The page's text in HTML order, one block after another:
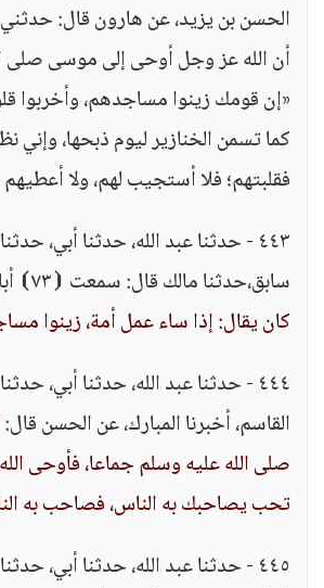
الحسن بن يزيد، عن هارون قال:
أن الله عز وجل أوحى إلى موسى صلى
«إن قومك زينوا مساجدهم، وأخربوا
كما تسمن الخنازير ليوم ذبحها، وإني
فقلبتهم؛ فلا أستجيب لهم، ولا
٤٤٣ - حدثنا عبد الله، حدثنا أبي،
سابق،حدثنا مالك قال: سمعت ⦗٧٣⦘ أبا حصين قال:
كان يقال: إذا ساء عمل أمة، زينوا
٤٤٤ - حدثنا عبد الله، حدثنا أبي،
القاسم، أخبرنا المبارك، عن الحسن قال:
صلى الله عليه وسلم جماعا، فأوحى
تحب يصاحبك به الناس، فصاحب به
٤٤٥ - حدثنا عبد الله، حدثنا أبي،